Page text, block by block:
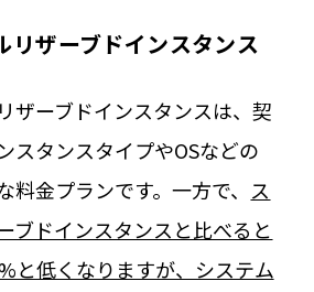
リザーブドインスタンス
ザーブドインスタンスは、契
スタンスタイプやOSなどの
金プランです。一方で、 ス
ブドインスタンスと比べると
と低くなりますが、システム